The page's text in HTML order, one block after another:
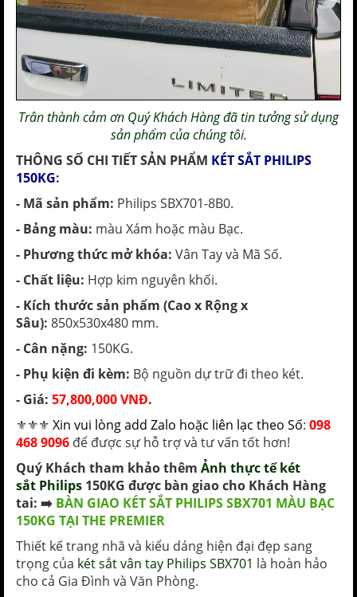
Trân thành cảm ơn Quý Khách Hàng đã tin tưởng sử dụng
sản phẩm của chúng tôi.
THÔNG SỐ CHI TIẾT SẢN PHẨM KÉT SẮT PHILIPS
150KG:
- Mã sản phẩm: Philips SBX701-8B0.
- Bảng màu: màu Xám hoặc màu Bạc.
- Phương thức mở khóa: Vân Tay và Mã Số.
- Chất liệu: Hợp kim nguyên khối.
- Kích thước sản phẩm (Cao x Rộng x
Sâu): 850x530x480 mm.
- Cân nặng: 150KG.
- Phụ kiện đi kèm: Bộ nguồn dự trữ đi theo két.
- Giá: 57,800,000 VNĐ.
⚜️⚜️⚜️ Xin vui lòng add Zalo hoặc liên lạc theo Số: 098
468 9096 để được sự hỗ trợ và tư vấn tốt hơn!
Quý Khách tham khảo thêm Ảnh thực tế két
sắt Philips 150KG được bàn giao cho Khách Hàng
tai: ➡️ BÀN GIAO KÉT SẮT PHILIPS SBX701 MÀU BẠC
150KG TẠI THE PREMIER
Thiết kế trang nhã và kiểu dáng hiện đại đẹp sang
trọng của két sắt vân tay Philips SBX701 là hoàn hảo
cho cả Gia Đình và Văn Phòng.